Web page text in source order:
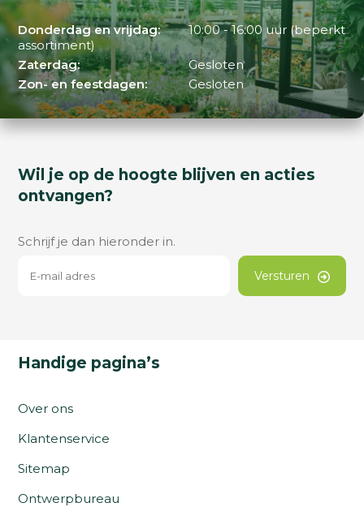
Donderdag en vrijdag:
10:00 - 16:00 uur (beperkt
assortiment)
Zaterdag:
Gesloten
Zon- en feestdagen:
Gesloten
Wil je op de hoogte blijven en acties
ontvangen?
Schrijf je dan hieronder in.
Versturen
Handige pagina’s
Over ons
Klantenservice
Sitemap
Ontwerpbureau